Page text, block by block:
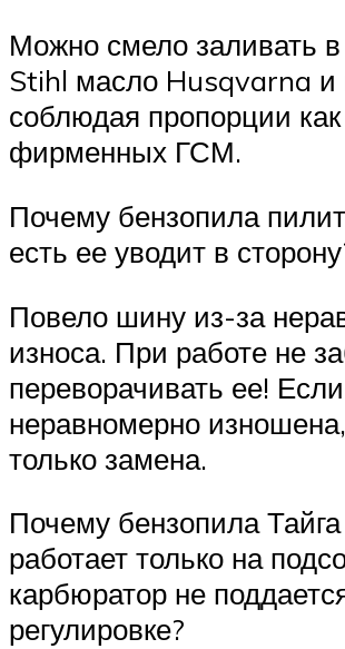
Можно смело заливать
Stihl масло Husqvarna и
соблюдая пропорции
фирменных ГСМ.
Почему бензопила
есть ее уводит в
Повело шину из-за
износа. При работе не
переворачивать ее!
неравномерно
только замена.
Почему бензопила
работает только на
карбюратор не
регулировке?